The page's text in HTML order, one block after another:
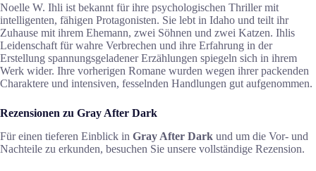
Noelle W. Ihli ist bekannt für ihre psychologischen Thriller mit
intelligenten, fähigen Protagonisten. Sie lebt in Idaho und teilt ihr
Zuhause mit ihrem Ehemann, zwei Söhnen und zwei Katzen. Ihlis
Leidenschaft für wahre Verbrechen und ihre Erfahrung in der
Erstellung spannungsgeladener Erzählungen spiegeln sich in ihrem
Werk wider. Ihre vorherigen Romane wurden wegen ihrer packenden
Charaktere und intensiven, fesselnden Handlungen gut aufgenommen.
Rezensionen zu Gray After Dark
Für einen tieferen Einblick in Gray After Dark und um die Vor- und
Nachteile zu erkunden, besuchen Sie unsere vollständige Rezension.